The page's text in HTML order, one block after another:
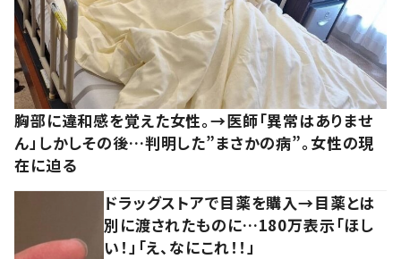
胸部に違和感を覚えた女性。→医師「異常はありませ
ん」しかしその後…判明した”まさかの病”。女性の現
在に迫る
ドラッグストアで目薬を購入→目薬とは
別に渡されたものに…180万表示「ほし
い！」「え、なにこれ！！」